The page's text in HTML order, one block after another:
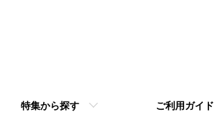
特集から探す ご利用ガイド